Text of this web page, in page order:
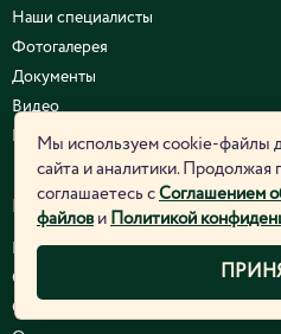
Наши специалисты
Фотогалерея
Документы
Видео
Курсы и семинары
ЮРИДИЧЕСКАЯ
Политика конфиденциальности
Согласие на обработку
Соглашение об использовании
Мы используем cookie-файлы
сайта и аналитики. Продолжая
соглашаетесь с Соглашением
файлови Политикой